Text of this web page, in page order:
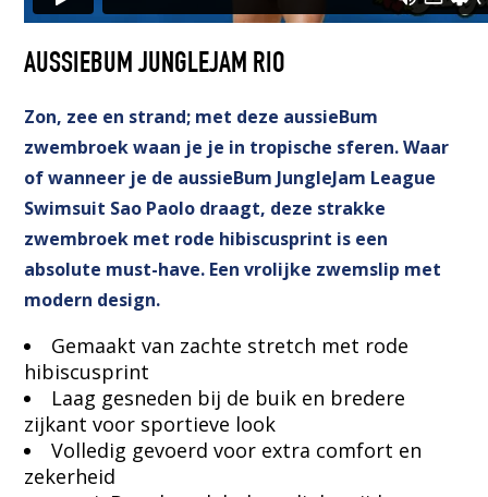
AUSSIEBUM JUNGLEJAM RIO
Zon, zee en strand; met deze aussieBum
zwembroek waan je je in tropische sferen. Waar
of wanneer je de aussieBum JungleJam League
Swimsuit Sao Paolo draagt, deze strakke
zwembroek met rode hibiscusprint is een
absolute must-have. Een vrolijke zwemslip met
modern design.
Gemaakt van zachte stretch met rode
hibiscusprint
Laag gesneden bij de buik en bredere
zijkant voor sportieve look
Volledig gevoerd voor extra comfort en
zekerheid